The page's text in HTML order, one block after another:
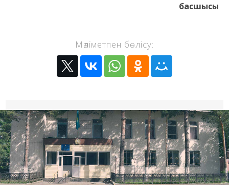
басшысы
Мәліметпен бөлісу: